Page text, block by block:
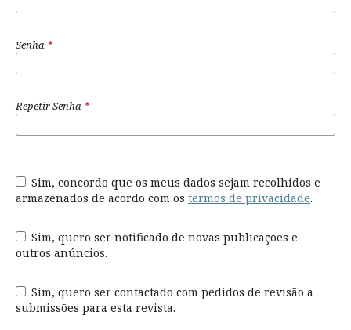
Senha *
Repetir Senha *
Sim, concordo que os meus dados sejam recolhidos e
armazenados de acordo com os termos de privacidade.
Sim, quero ser notificado de novas publicações e
outros anúncios.
Sim, quero ser contactado com pedidos de revisão a
submissões para esta revista.